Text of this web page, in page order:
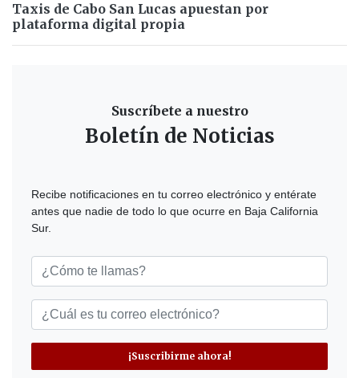
Taxis de Cabo San Lucas apuestan por
plataforma digital propia
Suscríbete a nuestro
Boletín de Noticias
Recibe notificaciones en tu correo electrónico y entérate
antes que nadie de todo lo que ocurre en Baja California
Sur.
¡Suscribirme ahora!